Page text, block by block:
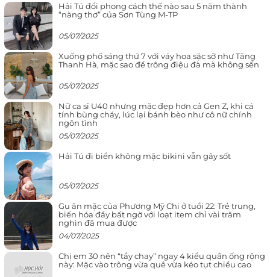
Hải Tú đổi phong cách thế nào sau 5 năm thành
“nàng thơ” của Sơn Tùng M-TP
05/07/2025
Xuống phố sáng thứ 7 với váy hoa sặc sỡ như Tăng
Thanh Hà, mặc sao để trông điệu đà mà không sến
05/07/2025
Nữ ca sĩ U40 nhưng mặc đẹp hơn cả Gen Z, khi cá
tính bùng cháy, lúc lại bánh bèo như cô nữ chính
ngôn tình
05/07/2025
Hải Tú đi biển không mặc bikini vẫn gây sốt
05/07/2025
Gu ăn mặc của Phương Mỹ Chi ở tuổi 22: Trẻ trung,
biến hóa đầy bất ngờ với loạt item chỉ vài trăm
nghìn đã mua được
04/07/2025
Chị em 30 nên “tẩy chay” ngay 4 kiểu quần ống rộng
này: Mặc vào trông vừa quê vừa kéo tụt chiều cao